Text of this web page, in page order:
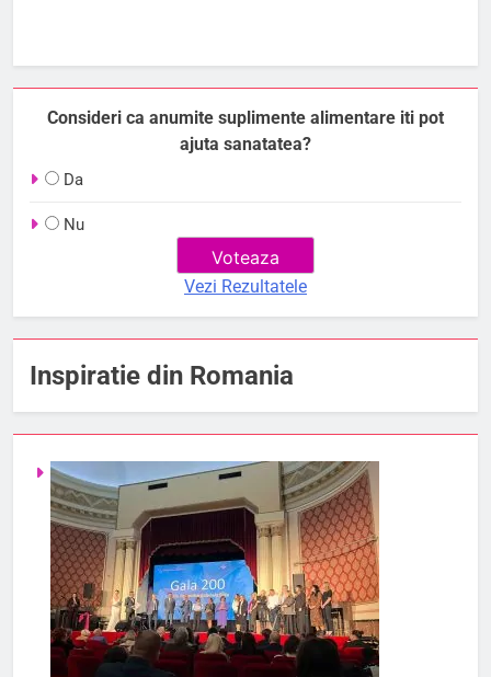
Consideri ca anumite suplimente alimentare iti pot
ajuta sanatatea?
Da
Nu
Vezi Rezultatele
Inspiratie din Romania